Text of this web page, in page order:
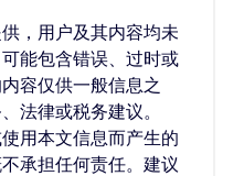
，用户及其内容均未
可能包含错误、过时或
容仅供一般信息之
法律或税务建议。
用本文信息而产生的
承担任何责任。建议